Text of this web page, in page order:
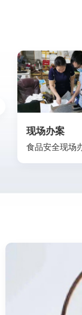
现场办案
食品安全现场